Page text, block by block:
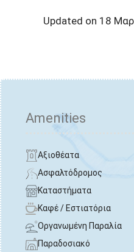
Updated on 18
Amenities
Αξιοθέατα
Ασφαλτόδρομος
Καταστήματα
Καφέ / Εστιατόρια
Οργανωμένη Παραλία
Παραδοσιακό